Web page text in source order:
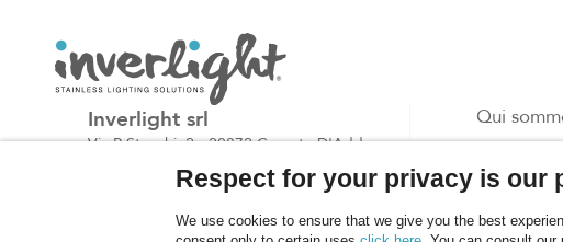
Inverlight srl
Via P.Stucchi, 2 - 20872 Cornate D'Adda -
tel: +39.039.6060754
fax: +39.039.6887843
Qui
Blog
Contacts
Respect for your privacy is our
We use cookies to ensure that we give you the best